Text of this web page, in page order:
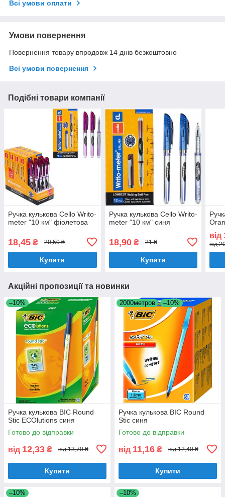
Всі умови оплати
Умови повернення
Повернення товару впродовж 14 днів безкоштовно
Всі умови повернення
Подібні товари компанії
Ручка кулькова Cello Writo-
meter "10 км" фіолетова
18,45 ₴ 20,50 ₴
Купити
Ручка кулькова Cello Writo-
meter "10 км" синя
18,90₴ 21 ₴
Купити
від
від
Акційні пропозиції та новинки
–10%
Ручка кулькова BIC Round
Stic ECOlutions синя
Готово до відправки
від 12,33 ₴ від 13,70 ₴
Купити
2000метров –10%
Ручка кулькова BIC Round
Stic синя
Готово до відправки
від 11,16 ₴ від 12,40 ₴
Купити
–10% –10%